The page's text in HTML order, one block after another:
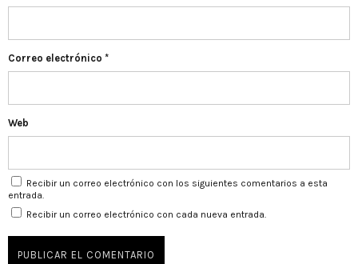
Correo electrónico *
Web
Recibir un correo electrónico con los siguientes comentarios a esta
entrada.
Recibir un correo electrónico con cada nueva entrada.